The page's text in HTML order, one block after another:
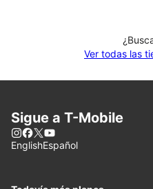
Ver todas las